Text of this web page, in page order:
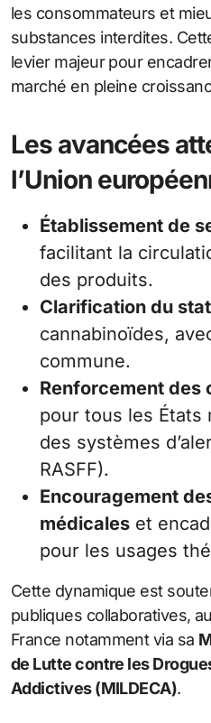
les consommateurs et
substances interdites.
levier majeur pour
marché en pleine
Les avancées
l’Union
Établissement de
facilitant la
des produits.
Clarification du
cannabinoïdes,
commune.
Renforcement des
pour tous les États
des systèmes
RASFF).
Encouragement
médicales et
pour les usages
Cette dynamique est
publiques collaboratives,
France notamment via sa
de Lutte contre les
Addictives (MILDECA).